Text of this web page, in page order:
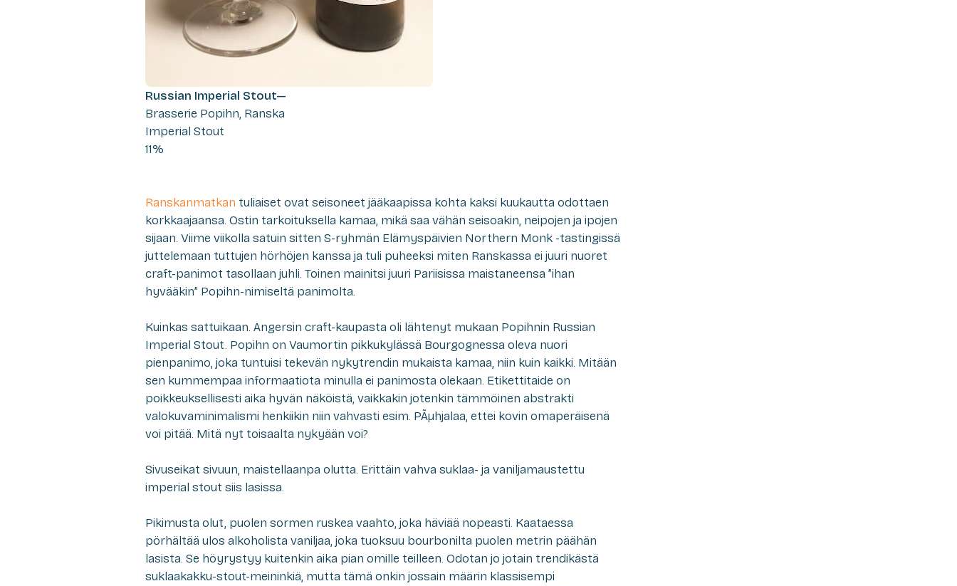
Russian Imperial Stout—
Brasserie Popihn, Ranska
Imperial Stout
11%
Ranskanmatkan tuliaiset ovat seisoneet jääkaapissa kohta kaksi kuukautta odottaen
korkkaajaansa. Ostin tarkoituksella kamaa, mikä saa vähän seisoakin, neipojen ja ipojen
sijaan. Viime viikolla satuin sitten S-ryhmän Elämyspäivien Northern Monk -tastingissä
juttelemaan tuttujen hörhöjen kanssa ja tuli puheeksi miten Ranskassa ei juuri nuoret
craft-panimot tasollaan juhli. Toinen mainitsi juuri Pariisissa maistaneensa ”ihan
hyvääkin” Popihn-nimiseltä panimolta.
Kuinkas sattuikaan. Angersin craft-kaupasta oli lähtenyt mukaan Popihnin Russian
Imperial Stout. Popihn on Vaumortin pikkukylässä Bourgognessa oleva nuori
pienpanimo, joka tuntuisi tekevän nykytrendin mukaista kamaa, niin kuin kaikki. Mitään
sen kummempaa informaatiota minulla ei panimosta olekaan. Etikettitaide on
poikkeuksellisesti aika hyvän näköistä, vaikkakin jotenkin tämmöinen abstrakti
valokuvaminimalismi henkiikin niin vahvasti esim. PÃµhjalaa, ettei kovin omaperäisenä
voi pitää. Mitä nyt toisaalta nykyään voi?
Sivuseikat sivuun, maistellaanpa olutta. Erittäin vahva suklaa- ja vaniljamaustettu
imperial stout siis lasissa.
Pikimusta olut, puolen sormen ruskea vaahto, joka häviää nopeasti. Kaataessa
pörhältää ulos alkoholista vaniljaa, joka tuoksuu bourbonilta puolen metrin päähän
lasista. Se höyrystyy kuitenkin aika pian omille teilleen. Odotan jo jotain trendikästä
suklaakakku-stout-meininkiä, mutta tämä onkin jossain määrin klassisempi